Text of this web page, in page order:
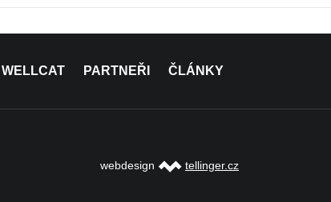
WELLCAT PARTNEŘI ČLÁNKY
webdesign tellinger.cz